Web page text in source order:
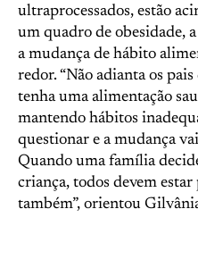
ultraprocessados, estão
um quadro de obesidade,
a mudança de hábito
redor. “Não adianta os
tenha uma alimentação
mantendo hábitos
questionar e a mudança
Quando uma família
criança, todos devem
também”, orientou